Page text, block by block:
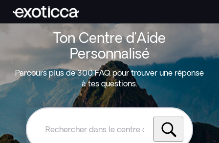
Ton Centre d’Aide
Personnalisé
Parcours plus de 300 FAQ pour trouver une réponse
à tes questions.
Rechercher